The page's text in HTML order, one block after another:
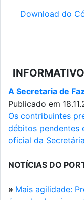
Download do
A Secretaria de
Publicado em
Os contribuintes
débitos pendentes
oficial da
NOTÍCIAS DO
» Mais agilidade: